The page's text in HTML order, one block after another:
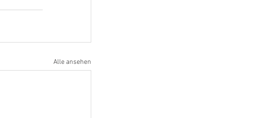
Alle ansehen